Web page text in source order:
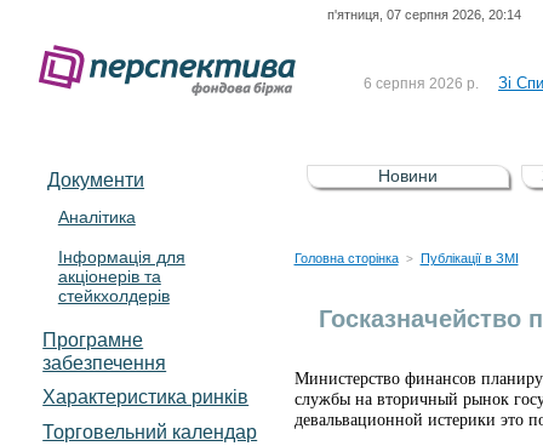
п'ятниця, 07 серпня 2026, 20:14
6 серпня 2026 р. Зі
5 серпня 2026 р.
Зі
UA4000232607)
4 серпня 2026 р.
До
Документи
Аналітика
Інформація для
акціонерів та
стейкхолдерів
Програмне
забезпечення
Характеристика pинків
Торговельний календар
Новини
Головна сторінка > Публікації в ЗМІ
Министерство финансов
службы на вторичный рынок
девальвационной истерики это